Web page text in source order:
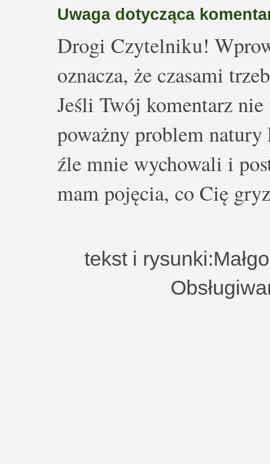
Uwaga dotycząca
Drogi Czytelniku!
oznacza, że czasami
Jeśli Twój komentarz nie
poważny problem
źle mnie wychowali i
mam pojęcia, co Cię
tekst i